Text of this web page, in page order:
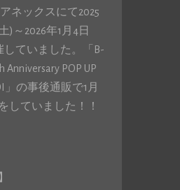
ネックスにて2025
)～2026年1月4日
していました。「B-
Anniversary POP UP
」の事後通販で1月
していました！！